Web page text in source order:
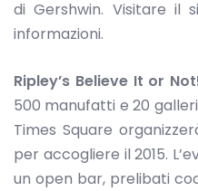
di Gershwin. Visitare il
informazioni.
Ripley’s Believe It or
500 manufatti e 20
Times Square
per accogliere il 2015.
un open bar, prelibati